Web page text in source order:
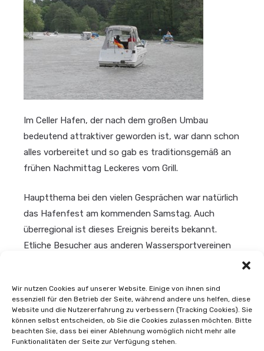
Wir nutzen Cookies auf unserer Website. Einige von ihnen sind
essenziell für den Betrieb der Seite, während andere uns helfen, diese
Website und die Nutzererfahrung zu verbessern (Tracking Cookies). Sie
können selbst entscheiden, ob Sie die Cookies zulassen möchten. Bitte
beachten Sie, dass bei einer Ablehnung womöglich nicht mehr alle
Funktionalitäten der Seite zur Verfügung stehen.
Im Celler Hafen, der nach dem großen Umbau
bedeutend attraktiver geworden ist, war dann schon
alles vorbereitet und so gab es traditionsgemäß an
frühen Nachmittag Leckeres vom Grill.
Hauptthema bei den vielen Gesprächen war natürlich
das Hafenfest am kommenden Samstag. Auch
überregional ist dieses Ereignis bereits bekannt.
Etliche Besucher aus anderen Wassersportvereinen
und zahlreichen Gastliegern gerechnet werden.
Der YCC wird sich auch an den sportlichen
Aktivitäten rund ums Wasser beteiligen.